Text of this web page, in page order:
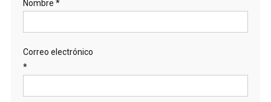
Nombre *
Correo electrónico
*